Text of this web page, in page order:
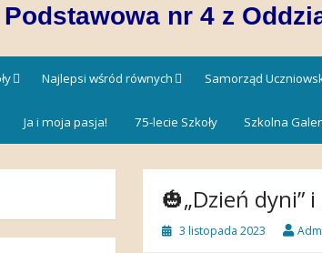
Podstawowa nr 4 z
Najlepsi wśród równych Samorząd
Ja i moja pasja! 75-lecie Szkoły Szkolna
🎃„Dzień dyni”
3 listopada 2023